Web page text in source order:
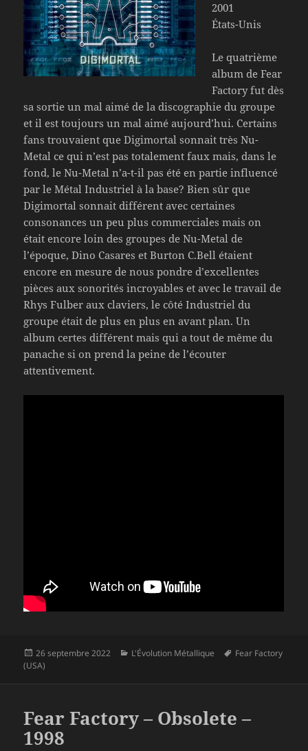
2001
États-Unis
Le quatrième
album de Fear
Factory fut dès
sa sortie un mal aimé de la discographie du groupe
et il est toujours un mal aimé aujourd’hui. Certains
fans trouvaient que Digimortal sonnait très Nu-
Metal ce qui n’est pas totalement faux mais, dans le
fond, le Nu-Metal n’a-t-il pas été en partie influencé
par le Métal Industriel à la base? Bien sûr que
Digimortal sonnait différent avec certaines
consonances un peu plus commerciales mais on
était encore loin des groupes de Nu-Metal de
l’époque, Dino Casares et Burton C.Bell étaient
encore en mesure de nous pondre d’excellentes
pièces aux sonorités incroyables et avec le travail de
Rhys Fulber aux claviers, le côté Industriel du
groupe était de plus en plus en avant plan. Un
album certes différent mais qui a tout de même du
panache si on prend la peine de l’écouter
attentivement.
Publié
le
26 septembre 2022 Catégories
L'Évolution Métallique
Mots-
Fear Factory
(USA)
Fear Factory – Obsolete –
1998